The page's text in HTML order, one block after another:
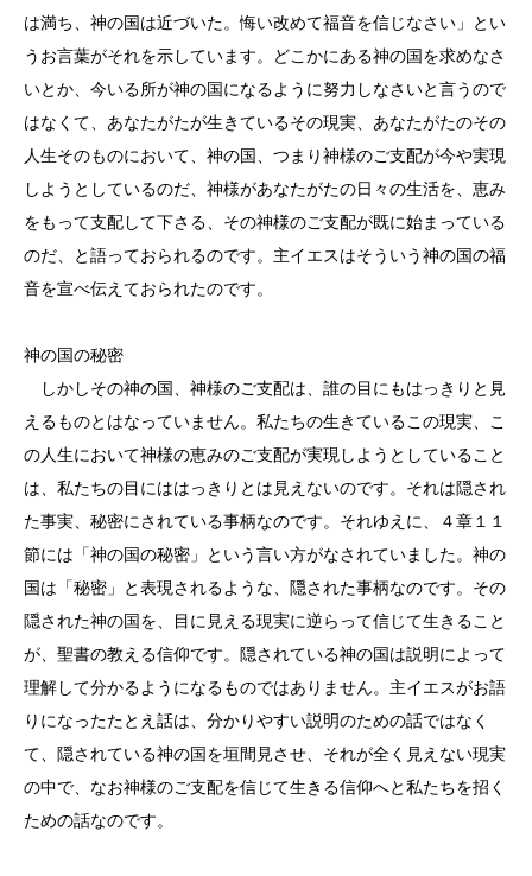
は満ち、神の国は近づいた。悔い改めて福音を信じなさい」とい
うお言葉がそれを示しています。どこかにある神の国を求めなさ
いとか、今いる所が神の国になるように努力しなさいと言うので
はなくて、あなたがたが生きているその現実、あなたがたのその
人生そのものにおいて、神の国、つまり神様のご支配が今や実現
しようとしているのだ、神様があなたがたの日々の生活を、恵み
をもって支配して下さる、その神様のご支配が既に始まっている
のだ、と語っておられるのです。主イエスはそういう神の国の福
音を宣べ伝えておられたのです。
神の国の秘密
しかしその神の国、神様のご支配は、誰の目にもはっきりと見
えるものとはなっていません。私たちの生きているこの現実、こ
の人生において神様の恵みのご支配が実現しようとしていること
は、私たちの目にははっきりとは見えないのです。それは隠され
た事実、秘密にされている事柄なのです。それゆえに、４章１１
節には「神の国の秘密」という言い方がなされていました。神の
国は「秘密」と表現されるような、隠された事柄なのです。その
隠された神の国を、目に見える現実に逆らって信じて生きること
が、聖書の教える信仰です。隠されている神の国は説明によって
理解して分かるようになるものではありません。主イエスがお語
りになったたとえ話は、分かりやすい説明のための話ではなく
て、隠されている神の国を垣間見させ、それが全く見えない現実
の中で、なお神様のご支配を信じて生きる信仰へと私たちを招く
ための話なのです。